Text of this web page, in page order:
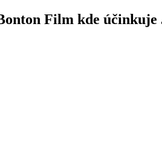
Film kde